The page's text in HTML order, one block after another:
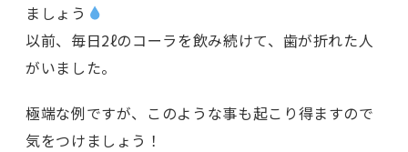
ましょう
以前、毎日2ℓのコーラを飲み続けて、歯が折れた人
がいました。
極端な例ですが、このような事も起こり得ますので
気をつけましょう！